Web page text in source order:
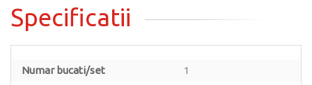
Specificatii
Numar bucati/set
1